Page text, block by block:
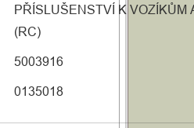
PŘÍSLUŠENSTVÍ K VOZÍKŮM
(RC)
5003916
0135018